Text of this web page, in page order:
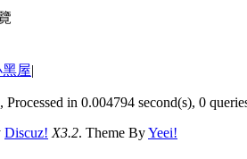
屋|
, Processed in 0.004794 second(s), 0
Discuz! X3.2. Theme ByYeei!